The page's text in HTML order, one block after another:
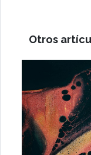
Otros